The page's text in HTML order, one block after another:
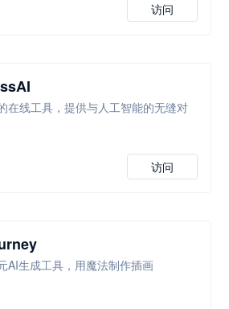
访问
在线工具，提供与人工智能的无缝对
访问
AI生成工具，用魔法制作插画